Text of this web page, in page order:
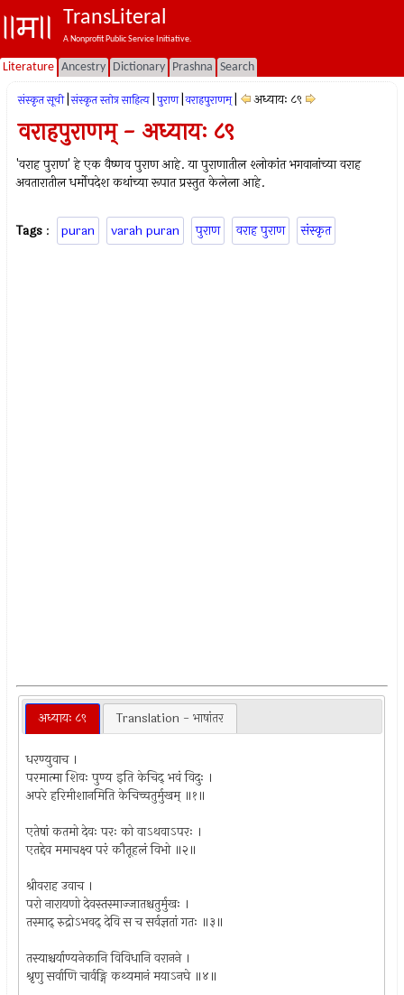
TransLiteral
A Nonprofit Public Service Initiative.
Literature Ancestry Dictionary Prashna Search
संस्कृत सूची संस्कृत स्तोत्र साहित्य पुराण वराहपुराणम् अध्यायः ८९
वराहपुराणम् - अध्यायः ८९
'वराह पुराण' हे एक वैष्णव पुराण आहे. या पुराणातील श्लोकांत भगवानांच्या वराह
अवतारातील धर्मोपदेश कथांच्या रूपात प्रस्तुत केलेला आहे.
Tags : puran varah puran पुराण वराह पुराण संस्कृत
अध्यायः ८९ Translation - भाषांतर
धरण्युवाच ।
परमात्मा शिवः पुण्य इति केचिद् भवं विदुः ।
अपरे हरिमीशानमिति केचिच्चतुर्मुखम् ॥१॥
एतेषां कतमो देवः परः को वाऽथवाऽपरः ।
एतद्देव ममाचक्ष्व परं कौतूहलं विभो ॥२॥
श्रीवराह उवाच ।
परो नारायणो देवस्तस्माज्जातश्चतुर्मुखः ।
तस्माद् रुद्रोऽभवद् देवि स च सर्वज्ञतां गतः ॥३॥
तस्याश्चर्याण्यनेकानि विविधानि वरानने ।
श्रृणु सर्वाणि चार्वङ्गि कथ्यमानं मयाऽनघे ॥४॥